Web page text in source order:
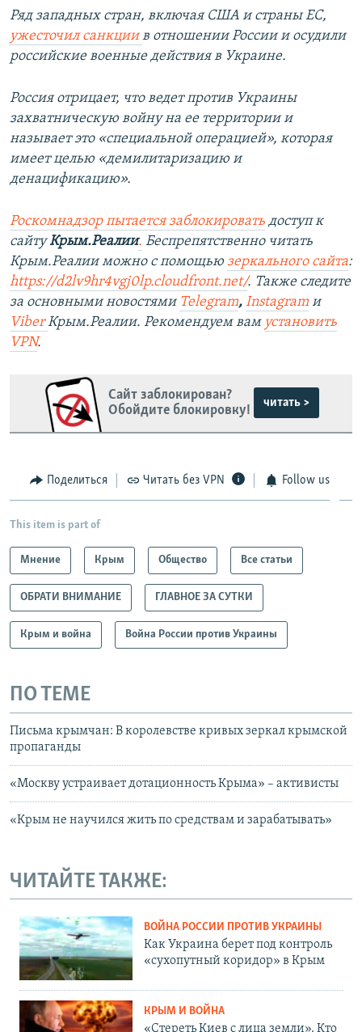
Ряд западных стран, включая США и страны ЕС,
ужесточил санкциив отношении России и осудили
российские военные действия в Украине.
Россия отрицает, что ведет против Украины
захватническую войну на ее территории и
называет это «специальной операцией», которая
имеет целью «демилитаризацию и
денацификацию».
Роскомнадзор пытается заблокировать доступ к
сайтуКрым.Реалии. Беспрепятственно читать
Крым.Реалии можно с помощью зеркального сайта:
https://d2lv9hr4vgj0lp.cloudfront.net/. Также следите
за основными новостями Telegram, Instagram и
ViberКрым.Реалии. Рекомендуем вам установить
VPN.
Сайт заблокирован?
Обойдите блокировку!
читать >
Поделиться Читать без VPN Follow us
This item is part of
Мнение Крым Общество Все статьи
ОБРАТИ ВНИМАНИЕ ГЛАВНОЕ ЗА СУТКИ
Крым и война Война России против Украины
ПО ТЕМЕ
Письма крымчан: В королевстве кривых зеркал крымской
пропаганды
«Москву устраивает дотационность Крыма» – активисты
«Крым не научился жить по средствам и зарабатывать»
ЧИТАЙТЕ ТАКЖЕ:
ВОЙНА РОССИИ ПРОТИВ УКРАИНЫ
Как Украина берет под контроль
«сухопутный коридор» в Крым
КРЫМ И ВОЙНА
«Стереть Киев с лица земли». Кто